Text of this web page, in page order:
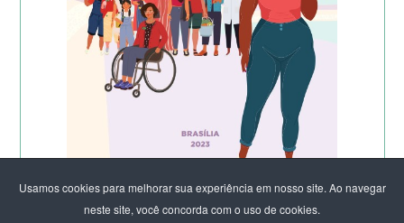
Usamos cookies para melhorar sua experiência em nosso site. Ao navegar
neste site, você concorda com o uso de cookies.